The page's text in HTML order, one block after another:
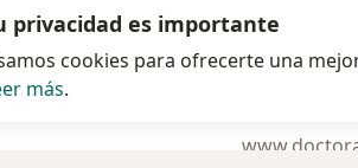
Polska se abrese
privacidad es importante
cookies para ofrecerte una
más.